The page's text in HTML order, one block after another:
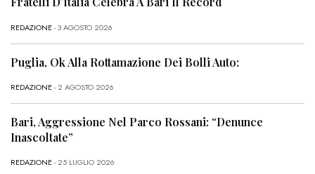
REDAZIONE- 3 AGOSTO 2026
Puglia, Ok Alla Rottamazione Dei Bolli Auto:
REDAZIONE- 2 AGOSTO 2026
Bari, Aggressione Nel Parco Rossani: “Denunce
Inascoltate”
REDAZIONE- 25 LUGLIO 2026